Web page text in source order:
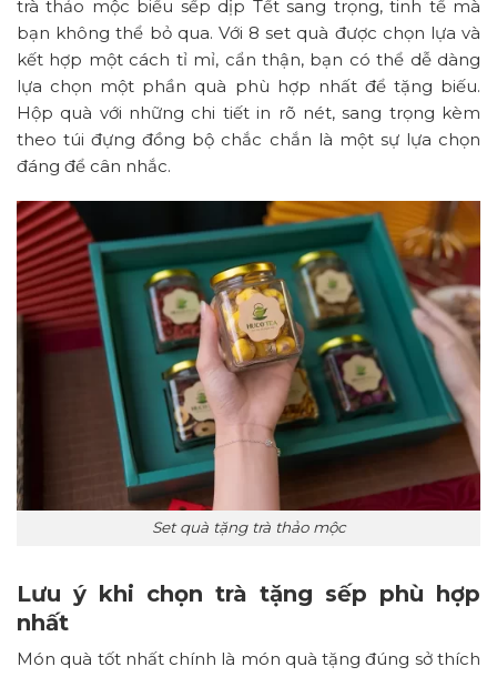
trà thảo mộc biếu sếp dịp Tết sang trọng, tinh tế mà
bạn không thể bỏ qua. Với 8 set quà được chọn lựa và
kết hợp một cách tỉ mỉ, cẩn thận, bạn có thể dễ dàng
lựa chọn một phần quà phù hợp nhất để tặng biếu.
Hộp quà với những chi tiết in rõ nét, sang trọng kèm
theo túi đựng đồng bộ chắc chắn là một sự lựa chọn
đáng để cân nhắc.
Set quà tặng trà thảo mộc
Lưu ý khi chọn trà tặng sếp phù hợp
nhất
Món quà tốt nhất chính là món quà tặng đúng sở thích